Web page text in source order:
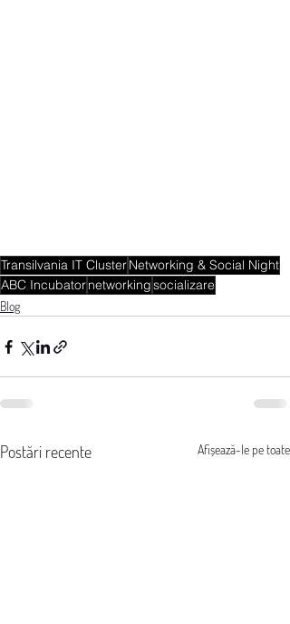
Transilvania IT ClusterNetworking & Social Night
ABC Incubatornetworkingsocializare
Blog
Postări recente Afișează-le pe toate